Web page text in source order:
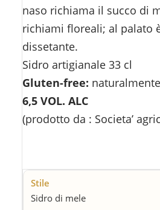
naso richiama il succo di
richiami floreali; al palato
dissetante.
Sidro artigianale 33 cl
Gluten-free:
6,5 VOL. ALC
(prodotto da : Societa’
Sidro di mele